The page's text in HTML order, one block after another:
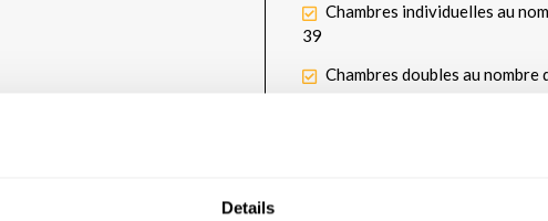
Details
Chambres individuelles au
39
Chambres doubles au nombre